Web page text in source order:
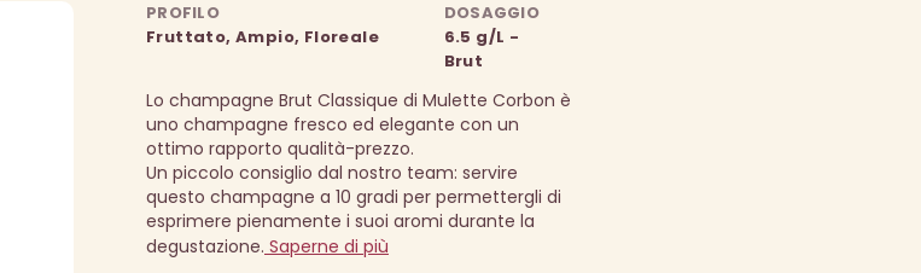
PROFILO
Fruttato, Ampio, Floreale
DOSAGGIO
6.5 g/L -
Brut
Lo champagne Brut Classique di Mulette Corbon è
uno champagne fresco ed elegante con un
ottimo rapporto qualità-prezzo.
Un piccolo consiglio dal nostro team: servire
questo champagne a 10 gradi per permettergli di
esprimere pienamente i suoi aromi durante la
degustazione. Saperne di più